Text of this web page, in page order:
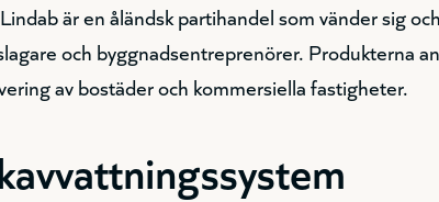
är en åländsk partihandel som vänder sig
och byggnadsentreprenörer. Produkterna
av bostäder och kommersiella fastigheter.